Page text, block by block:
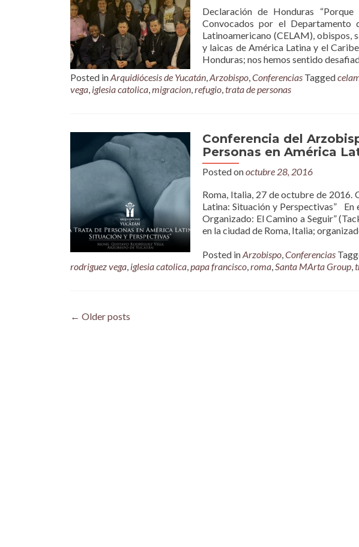
Declaración de Honduras
Convocados por el Departamento
Latinoamericano (CELAM), obispos,
y laicas de América Latina y el
Honduras; nos hemos sentido
Posted inArquidiócesis de Yucatán,Arzobispo,Conferencias Tagged
vega, iglesia catolica,migracion,refugio,trata de personas
Conferencia del
Personas en América
Posted onoctubre 28, 2016
Roma, Italia, 27 de octubre de 2016.
Latina: Situación y Perspectivas” En
Organizado: El Camino a Seguir”
en la ciudad de Roma, Italia;
Posted inArzobispo,Conferencias
rodriguez vega, iglesia catolica,papa francisco,roma,Santa MArta Group,
Posts
← Older posts